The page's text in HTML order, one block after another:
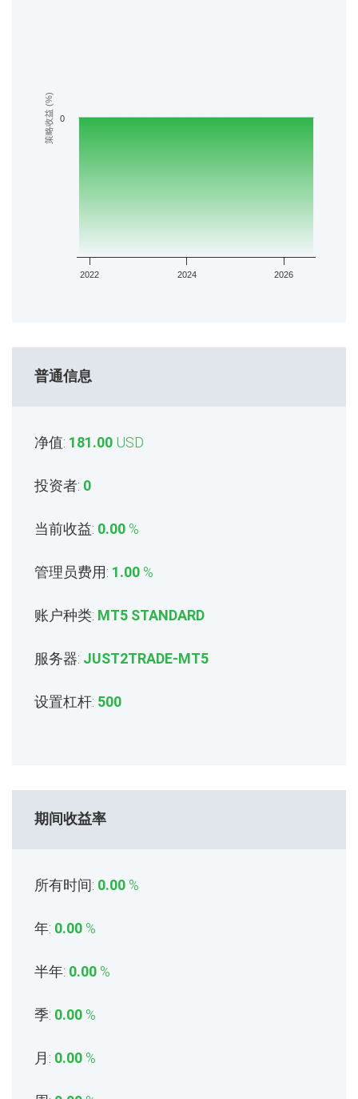
策略收益 (%)
2022 2024 2026
0
普通信息
净值: 181.00 USD
投资者: 0
当前收益: 0.00 %
管理员费用: 1.00 %
账户种类: MT5 STANDARD
服务器: JUST2TRADE-MT5
设置杠杆: 500
期间收益率
所有时间: 0.00 %
年: 0.00 %
半年: 0.00 %
季: 0.00 %
月: 0.00 %